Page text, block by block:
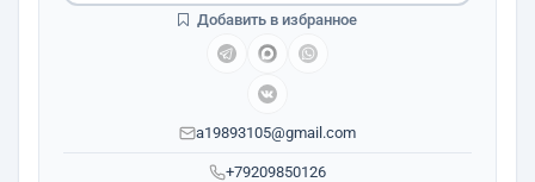
+79209850126
a19893105@gmail.com
Добавить в избранное